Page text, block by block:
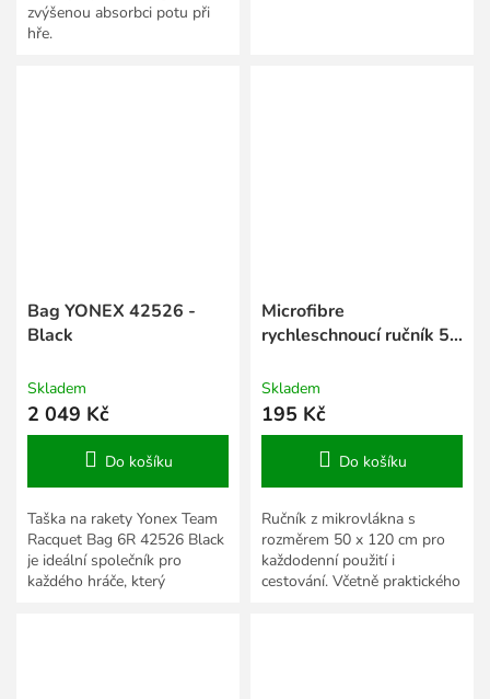
zvýšenou absorbci potu při
hře.
Bag YONEX 42526 -
Black
Skladem
2 049 Kč
Do košíku
Taška na rakety Yonex Team
Racquet Bag 6R 42526 Black
je ideální společník pro
každého hráče, který
Microfibre
rychleschnoucí ručník 50
Skladem
195 Kč
Do košíku
Ručník z mikrovlákna s
rozměrem 50 x 120 cm pro
každodenní použití i
cestování. Včetně praktického